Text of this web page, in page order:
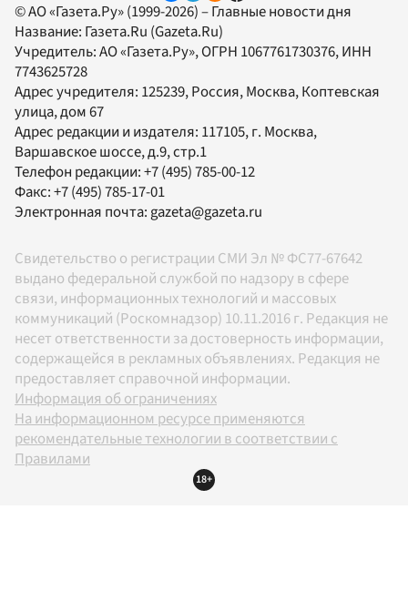
© АО «Газета.Ру» (1999-2026) – Главные новости дня
Название: Газета.Ru (Gazeta.Ru)
Учредитель:АО «Газета.Ру», ОГРН 1067761730376, ИНН
7743625728
Адрес учредителя: 125239, Россия, Москва, Коптевская
улица, дом 67
Адрес редакции и издателя: 117105, г. Москва,
Варшавское шоссе, д.9, стр.1
Телефон редакции:+7 (495) 785-00-12
Факс:+7 (495) 785-17-01
Электронная почта:gazeta@gazeta.ru
Свидетельство о регистрации СМИ Эл № ФС77-67642
выдано федеральной службой по надзору в сфере
связи, информационных технологий и массовых
коммуникаций (Роскомнадзор) 10.11.2016 г. Редакция не
несет ответственности за достоверность информации,
содержащейся в рекламных объявлениях. Редакция не
предоставляет справочной информации.
Информация об ограничениях
На информационном ресурсе применяются
рекомендательные технологии в соответствии с
Правилами
18+